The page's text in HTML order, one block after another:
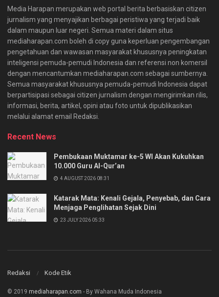
Media Harapan merupakan web portal berita berbasiskan citizen
jurnalism yang menyajikan berbagai peristiwa yang terjadi baik
dalam maupun luar negeri. Semua materi dalam situs
mediaharapan.com boleh di copy guna keperluan pengembangan
pengetahuan dan wawasan masyarakat khususnya peningkatan
inteligensi pemuda-pemudi Indonesia dan referensi non komersil
dengan mencantumkan mediaharapan.com sebagai sumbernya.
Semua masyarakat khususnya pemuda-pemudi Indonesia dapat
berpartisipasi sebagai citizen jurnalism dengan mengirimkan rilis,
informasi, berita, artikel, opini atau foto untuk dipublikasikan
melalui alamat email Redaksi.
Recent News
Pembukaan Muktamar ke-5 WI Akan Kukuhkan
10.000 Guru Al-Qur’an
4 AUGUST 2026 08:31
Katarak Mata: Kenali Gejala, Penyebab, dan Cara
Menjaga Penglihatan Sejak Dini
23 JULY 2026 05:33
Redaksi Kode Etik
© 2019 mediaharapan.com - By Wahana Muda Indonesia